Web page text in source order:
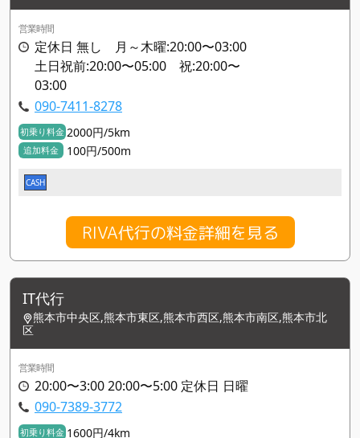
営業時間
定休日 無し 月～木曜:20:00〜03:00
土日祝前:20:00〜05:00 祝:20:00〜
03:00
090-7411-8278
初乗り料金 2000円/5km
追加料金 100円/500m
CASH
RIVA代行の料金詳細を見る
IT代行
熊本市中央区,熊本市東区,熊本市西区,熊本市南区,熊本市北
区
営業時間
20:00〜3:00 20:00〜5:00 定休日 日曜
090-7389-3772
初乗り料金 1600円/4km